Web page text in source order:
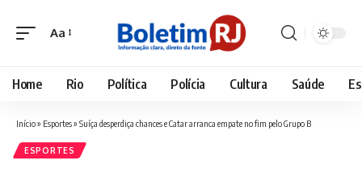
Font
Aa
Home Rio Política Polícia Cultura Saúde
Início» Esportes» Suíça desperdiça chances e Catar arranca empate no fim pelo Grupo B
ESPORTES